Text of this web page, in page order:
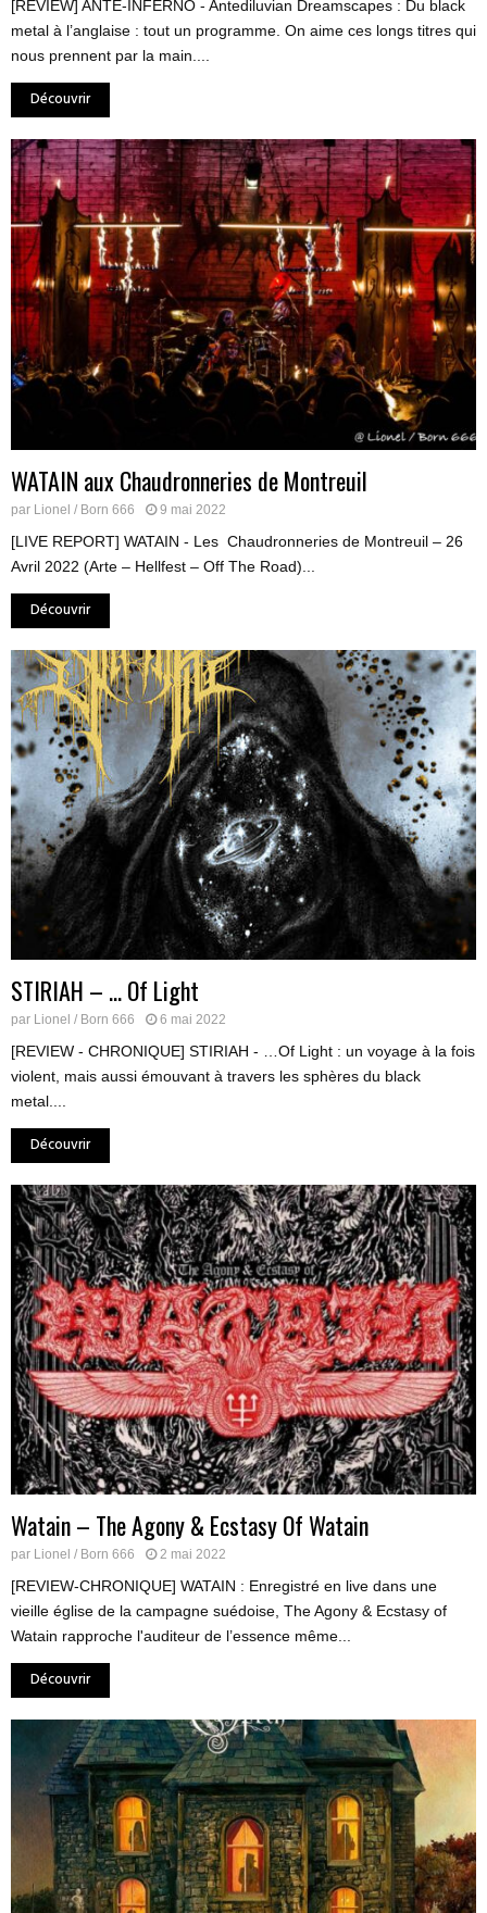
[REVIEW] ANTE-INFERNO - Antediluvian Dreamscapes : Du black
metal à l’anglaise : tout un programme. On aime ces longs titres qui
nous prennent par la main....
Découvrir
WATAIN aux Chaudronneries de Montreuil
par Lionel / Born 666 9 mai 2022
[LIVE REPORT] WATAIN - Les Chaudronneries de Montreuil – 26
Avril 2022 (Arte – Hellfest – Off The Road)...
Découvrir
STIRIAH – … Of Light
par Lionel / Born 666 6 mai 2022
[REVIEW - CHRONIQUE] STIRIAH - …Of Light : un voyage à la fois
violent, mais aussi émouvant à travers les sphères du black
metal....
Découvrir
Watain – The Agony & Ecstasy Of Watain
par Lionel / Born 666 2 mai 2022
[REVIEW-CHRONIQUE] WATAIN : Enregistré en live dans une
vieille église de la campagne suédoise, The Agony & Ecstasy of
Watain rapproche l'auditeur de l’essence même...
Découvrir